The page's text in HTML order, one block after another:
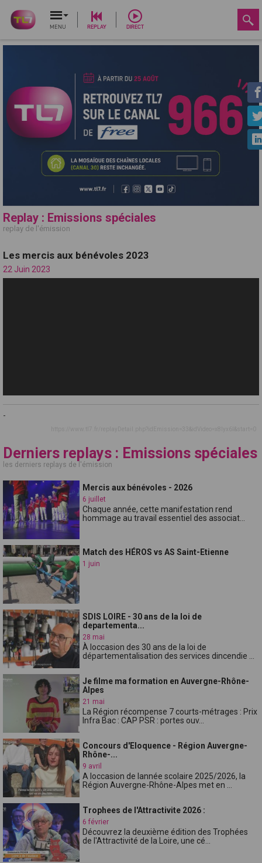
MENU REPLAY DIRECT
Replay : Emissions spéciales
replay de l'émission
Les mercis aux bénévoles 2023
22 Juin 2023
-
Derniers replays : Emissions spéciales
les derniers replays de l'émission
Mercis aux bénévoles - 2026
6 juillet
Chaque année, cette manifestation rend
hommage au travail essentiel des associat...
Match des HÉROS vs AS Saint-Etienne
1 juin
SDIS LOIRE - 30 ans de la loi de
departementa...
28 mai
À loccasion des 30 ans de la loi de
départementalisation des services dincendie ...
Je filme ma formation en Auvergne-Rhône-
Alpes
21 mai
La Région récompense 7 courts-métrages : Prix
Infra Bac : CAP PSR : portes ouv...
Concours d'Eloquence - Région Auvergne-
Rhône-...
9 avril
A loccasion de lannée scolaire 2025/2026, la
Région Auvergne-Rhône-Alpes met en ...
Trophees de l'Attractivite 2026 :
6 février
Découvrez la deuxième édition des Trophées
de l'Attractivité de la Loire, une cé...